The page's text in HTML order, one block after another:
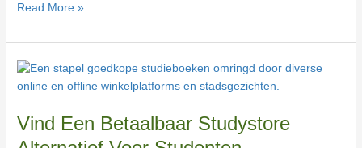
Read More »
Vind Een Betaalbaar Studystore
Vind
Een
Studystore
Alternatief